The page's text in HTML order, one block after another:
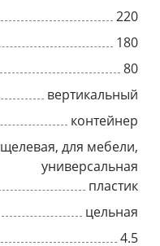
220
180
80
вертикальный
контейнер
щелевая, для мебели,
универсальная
пластик
цельная
4.5